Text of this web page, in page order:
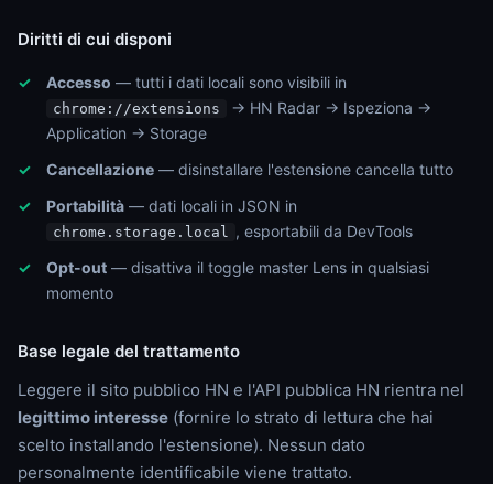
Diritti di cui disponi
Accesso — tutti i dati locali sono visibili in
chrome://extensions
→ HN Radar → Ispeziona →
Application → Storage
Cancellazione — disinstallare l'estensione cancella tutto
Portabilità — dati locali in JSON in
chrome.storage.local , esportabili da DevTools
Opt-out — disattiva il toggle master Lens in qualsiasi
momento
Base legale del trattamento
Leggere il sito pubblico HN e l'API pubblica HN rientra nel
legittimo interesse (fornire lo strato di lettura che hai
scelto installando l'estensione). Nessun dato
personalmente identificabile viene trattato.